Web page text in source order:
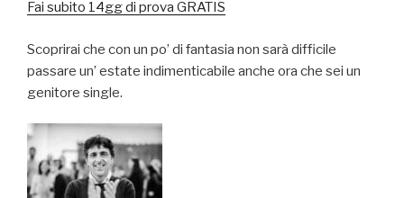
Fai subito 14gg di prova GRATIS
Scoprirai che con un po’ di fantasia non sarà difficile
passare un’ estate indimenticabile anche ora che sei un
genitore single.